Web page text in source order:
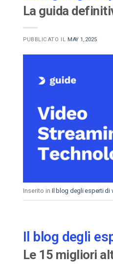
La guida
PUBBLICATO IL MAY 1, 2025
Inserito in Il blog degli esperti di
Il blog degli
Le 15 migliori